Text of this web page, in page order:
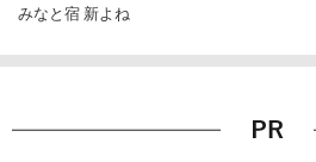
みなと宿 新よね